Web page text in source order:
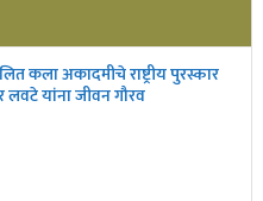
कला अकादमीचे राष्ट्रीय पुरस्कार
लवटे यांना जीवन गौरव